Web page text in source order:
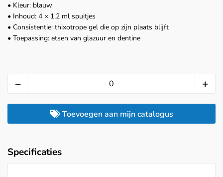
• Kleur: blauw
• Inhoud: 4 × 1,2 ml spuitjes
• Consistentie: thixotrope gel die op zijn plaats blijft
• Toepassing: etsen van glazuur en dentine
Toevoegen aan mijn catalogus
Specificaties